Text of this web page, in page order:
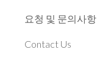
요청 및 문의사항
Contact Us